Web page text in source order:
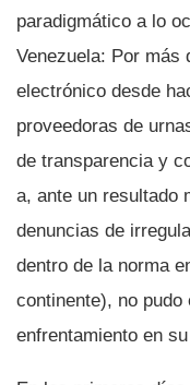
paradigmático a lo
Venezuela: Por más
electrónico desde
proveedoras de
de transparencia y
a, ante un resultado
denuncias de
dentro de la norma
continente), no
enfrentamiento en